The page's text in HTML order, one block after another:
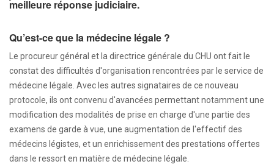
meilleure réponse judiciaire.
Qu’est-ce que la médecine légale ?
Le procureur général et la directrice générale du CHU ont fait le
constat des difficultés d'organisation rencontrées par le service de
médecine légale. Avec les autres signataires de ce nouveau
protocole, ils ont convenu d'avancées permettant notamment une
modification des modalités de prise en charge d'une partie des
examens de garde à vue, une augmentation de l'effectif des
médecins légistes, et un enrichissement des prestations offertes
dans le ressort en matière de médecine légale.